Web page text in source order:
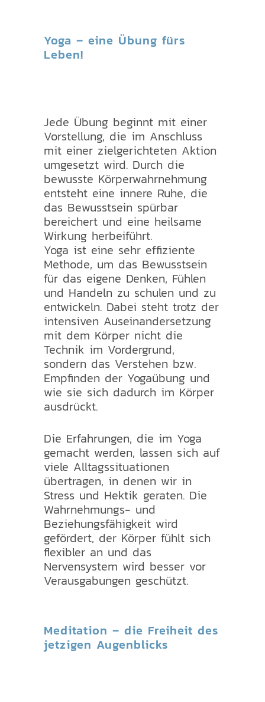
Yoga – eine Übung fürs
Leben!
Jede Übung beginnt mit einer
Vorstellung, die im Anschluss
mit einer zielgerichteten Aktion
umgesetzt wird. Durch die
bewusste Körperwahrnehmung
entsteht eine innere Ruhe, die
das Bewusstsein spürbar
bereichert und eine heilsame
Wirkung herbeiführt.
Yoga ist eine sehr effiziente
Methode, um das Bewusstsein
für das eigene Denken, Fühlen
und Handeln zu schulen und zu
entwickeln. Dabei steht trotz der
intensiven Auseinandersetzung
mit dem Körper nicht die
Technik im Vordergrund,
sondern das Verstehen bzw.
Empfinden der Yogaübung und
wie sie sich dadurch im Körper
ausdrückt.
Die Erfahrungen, die im Yoga
gemacht werden, lassen sich auf
viele Alltagssituationen
übertragen, in denen wir in
Stress und Hektik geraten. Die
Wahrnehmungs- und
Beziehungsfähigkeit wird
gefördert, der Körper fühlt sich
flexibler an und das
Nervensystem wird besser vor
Verausgabungen geschützt.
Meditation – die Freiheit des
jetzigen Augenblicks